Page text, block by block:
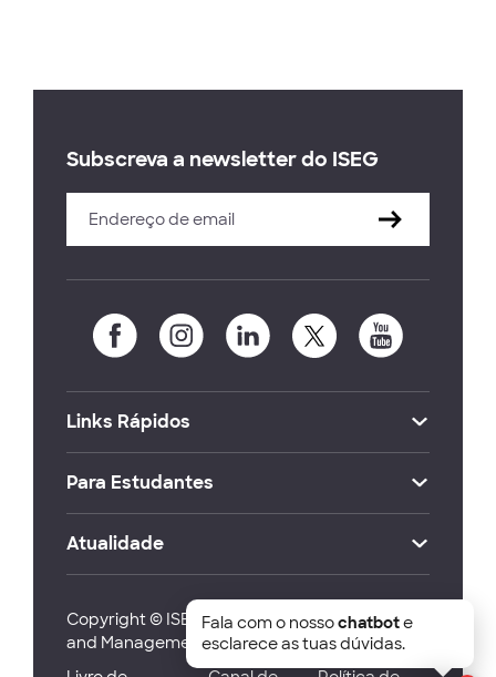
Subscreva a newsletter do ISEG
Links Rápidos
Para Estudantes
Atualidade
Copyright © ISEG Lisbon School of Economics
and Management 2026
Fala com o nossochatbote
esclarece as tuas dúvidas.